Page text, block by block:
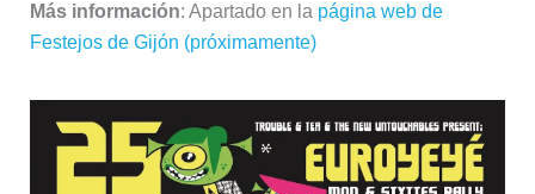
Más información: Apartado en la página web de
Festejos de Gijón (próximamente)